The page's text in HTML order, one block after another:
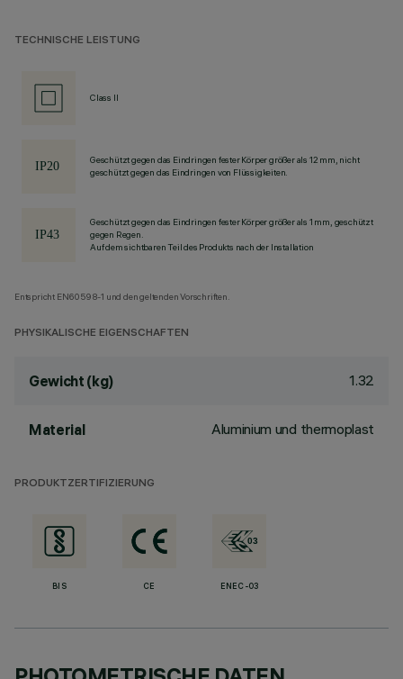
TECHNISCHE LEISTUNG
Class II
Geschützt gegen das Eindringen fester Körper größer als 12 mm, nicht
geschützt gegen das Eindringen von Flüssigkeiten.
Geschützt gegen das Eindringen fester Körper größer als 1 mm, geschützt
gegen Regen.
Auf dem sichtbaren Teil des Produkts nach der Installation
Entspricht EN60598-1 und den geltenden Vorschriften.
PHYSIKALISCHE EIGENSCHAFTEN
Gewicht (kg) 1.32
Material Aluminium und thermoplast
PRODUKTZERTIFIZIERUNG
BIS CE ENEC-03